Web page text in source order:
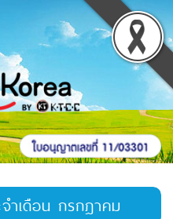
ำเดือน กรกฎาคม